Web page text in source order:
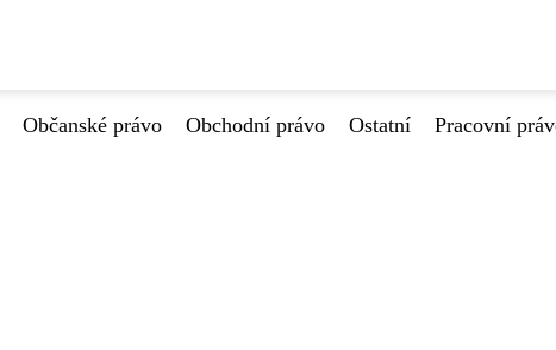
Občanské právo Obchodní právo Ostatní Pracovní